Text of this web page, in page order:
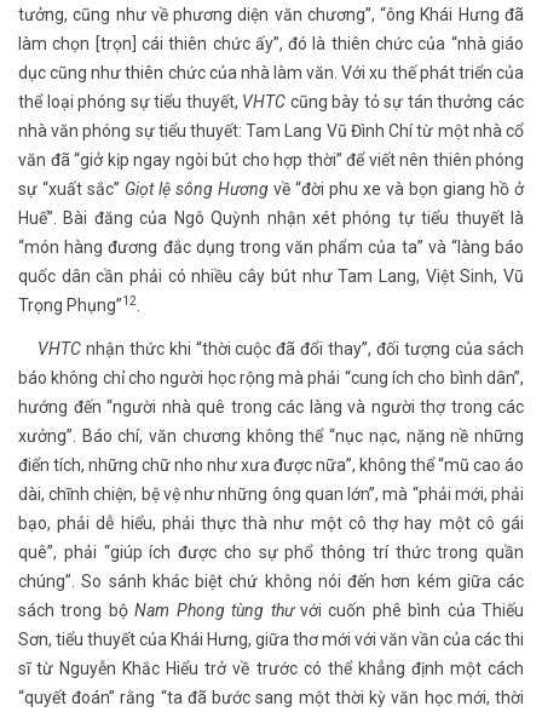
tưởng, cũng như về phương diện văn chương”, “ông Khái Hưng đã
làm chọn [trọn] cái thiên chức ấy”, đó là thiên chức của “nhà giáo
dục cũng như thiên chức của nhà làm văn. Với xu thế phát triển của
thể loại phóng sự tiểu thuyết, VHTC cũng bày tỏ sự tán thưởng các
nhà văn phóng sự tiểu thuyết: Tam Lang Vũ Đình Chí từ một nhà cổ
văn đã “giở kịp ngay ngòi bút cho hợp thời” để viết nên thiên phóng
sự “xuất sắc” Giọt lệ sông Hương về “đời phu xe và bọn giang hồ ở
Huế”. Bài đăng của Ngô Quỳnh nhận xét phóng tự tiểu thuyết là
“món hàng đương đắc dụng trong văn phẩm của ta” và “làng báo
quốc dân cần phải có nhiều cây bút như Tam Lang, Việt Sinh, Vũ
Trọng Phụng”12
VHTCnhận thức khi “thời cuộc đã đổi thay”, đối tượng của sách
báo không chỉ cho người học rộng mà phải “cung ích cho bình dân”,
hướng đến “người nhà quê trong các làng và người thợ trong các
xưởng”. Báo chí, văn chương không thể “nục nạc, nặng nề những
điển tích, những chữ nho như xưa được nữa”, không thể “mũ cao áo
dài, chĩnh chiện, bệ vệ như những ông quan lớn”, mà “phải mới, phải
bạo, phải dễ hiểu, phải thực thà như một cô thợ hay một cô gái
quê”, phải “giúp ích được cho sự phổ thông trí thức trong quần
chúng”. So sánh khác biệt chứ không nói đến hơn kém giữa các
sách trong bộNam Phong tùng thưvới cuốn phê bình của Thiếu
Sơn, tiểu thuyết của Khái Hưng, giữa thơ mới với văn vần của các thi
sĩ từ Nguyễn Khắc Hiểu trở về trước có thể khẳng định một cách
“quyết đoán” rằng “ta đã bước sang một thời kỳ văn học mới, thời